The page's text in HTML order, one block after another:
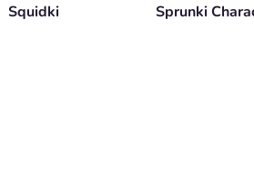
Squidki Sprunki